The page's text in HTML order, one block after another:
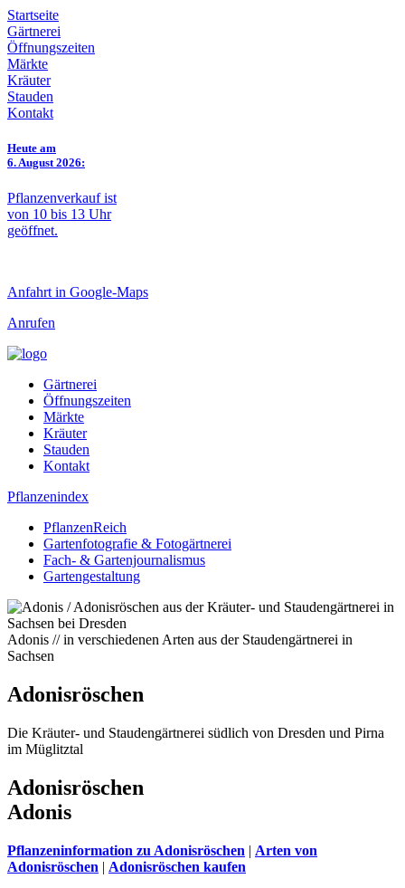
Startseite
Gärtnerei
Öffnungszeiten
Märkte
Kräuter
Stauden
Kontakt
Heute am
6. August 2026:
Pflanzenverkauf ist
von 10 bis 13 Uhr
geöffnet.
Anfahrt in Google-Maps
Anrufen
Gärtnerei
Öffnungszeiten
Märkte
Kräuter
Stauden
Kontakt
Pflanzenindex
PflanzenReich
Gartenfotografie & Fotogärtnerei
Fach- & Gartenjournalismus
Gartengestaltung
Adonis // in verschiedenen Arten aus der Staudengärtnerei in
Sachsen
Adonisröschen
Die Kräuter- und Staudengärtnerei südlich von Dresden und Pirna
im Müglitztal
Adonisröschen
Adonis
Pflanzeninformation zu Adonisröschen | Arten von
Adonisröschen | Adonisröschen kaufen